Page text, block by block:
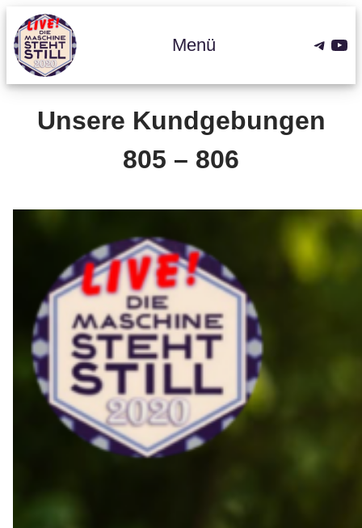
Zum
Inhalt
springen
Menü
Unsere Kundgebungen
805 – 806